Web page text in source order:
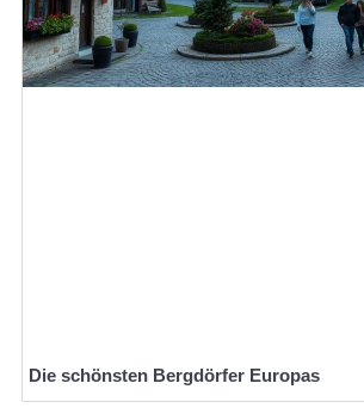
Die schönsten Bergdörfer Europas